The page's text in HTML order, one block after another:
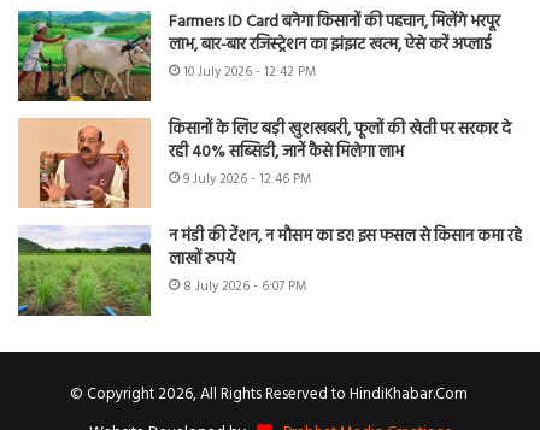
Farmers ID Card बनेगा किसानों की पहचान, मिलेंगे भरपूर
लाभ, बार-बार रजिस्ट्रेशन का झंझट खत्म, ऐसे करें अप्लाई
10 July 2026 - 12:42 PM
किसानों के लिए बड़ी खुशखबरी, फूलों की खेती पर सरकार दे
रही 40% सब्सिडी, जानें कैसे मिलेगा लाभ
9 July 2026 - 12:46 PM
न मंडी की टेंशन, न मौसम का डर! इस फसल से किसान कमा रहे
लाखों रुपये
8 July 2026 - 6:07 PM
© Copyright 2026, All Rights Reserved to HindiKhabar.Com